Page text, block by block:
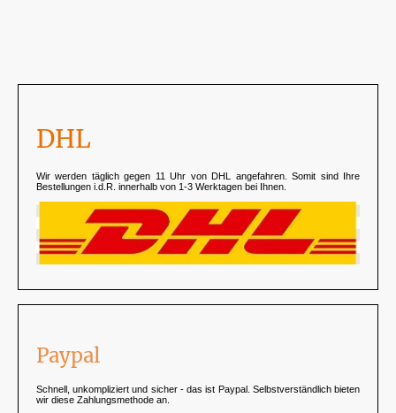
DHL
Wir werden täglich gegen 11 Uhr von DHL angefahren. Somit sind Ihre
Bestellungen i.d.R. innerhalb von 1-3 Werktagen bei Ihnen.
Paypal
Schnell, unkompliziert und sicher - das ist Paypal. Selbstverständlich bieten
wir diese Zahlungsmethode an.